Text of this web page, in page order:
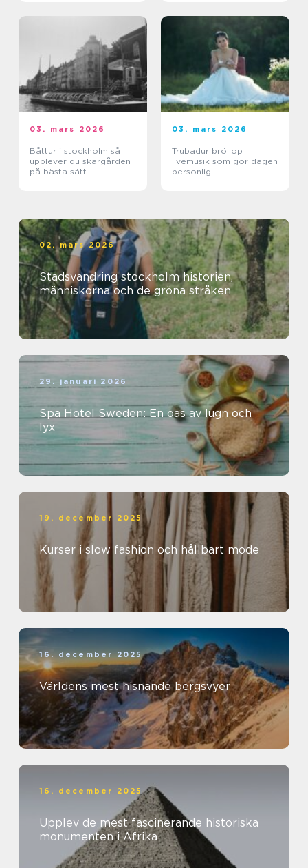
03. mars 2026
Båttur i stockholm så
upplever du skärgården
på bästa sätt
03. mars 2026
Trubadur bröllop
livemusik som gör dagen
personlig
02. mars 2026
Stadsvandring stockholm historien,
människorna och de gröna stråken
29. januari 2026
Spa Hotel Sweden: En oas av lugn och
lyx
19. december 2025
Kurser i slow fashion och hållbart mode
16. december 2025
Världens mest hisnande bergsvyer
16. december 2025
Upplev de mest fascinerande historiska
monumenten i Afrika